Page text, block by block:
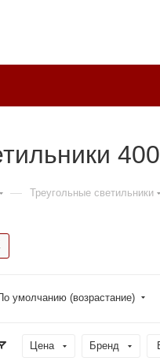
— Треугольные светильники
умолчанию (возрастание)
Цена Бренд